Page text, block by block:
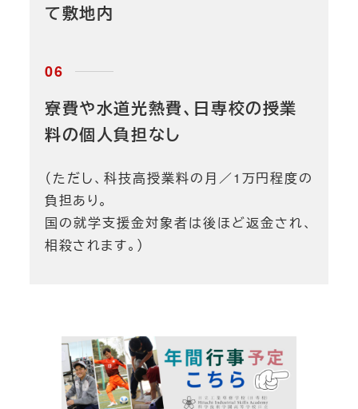
て敷地内
寮費や水道光熱費、日専校の授業
料の個人負担なし
（ただし、科技高授業料の月／1万円程度の
負担あり。
国の就学支援金対象者は後ほど返金され、
相殺されます。）